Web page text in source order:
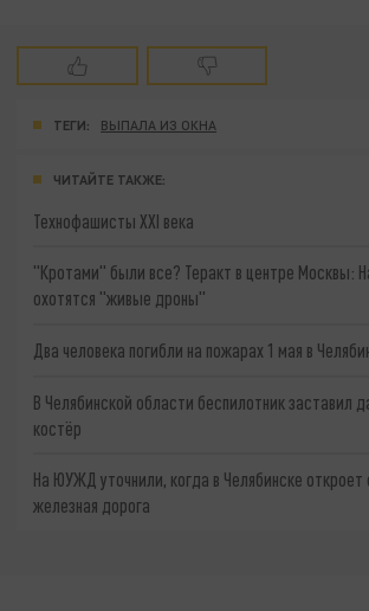
ТЕГИ: ВЫПАЛА ИЗ ОКНА
ЧИТАЙТЕ ТАКЖЕ:
Технофашисты XXI века
"Кротами" были все? Теракт в центре Москвы:
охотятся "живые дроны"
Два человека погибли на пожарах 1 мая в
В Челябинской области беспилотник заставил
костёр
На ЮУЖД уточнили, когда в Челябинске откроет
железная дорога